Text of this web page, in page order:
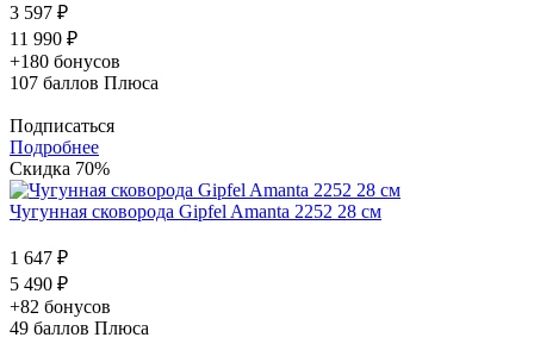
3 597 ₽
11 990 ₽
+180 бонусов
107 баллов Плюса
Подписаться
Подробнее
Скидка 70%
Чугунная сковорода Gipfel Amanta 2252 28 см
1 647 ₽
5 490 ₽
+82 бонусов
49 баллов Плюса